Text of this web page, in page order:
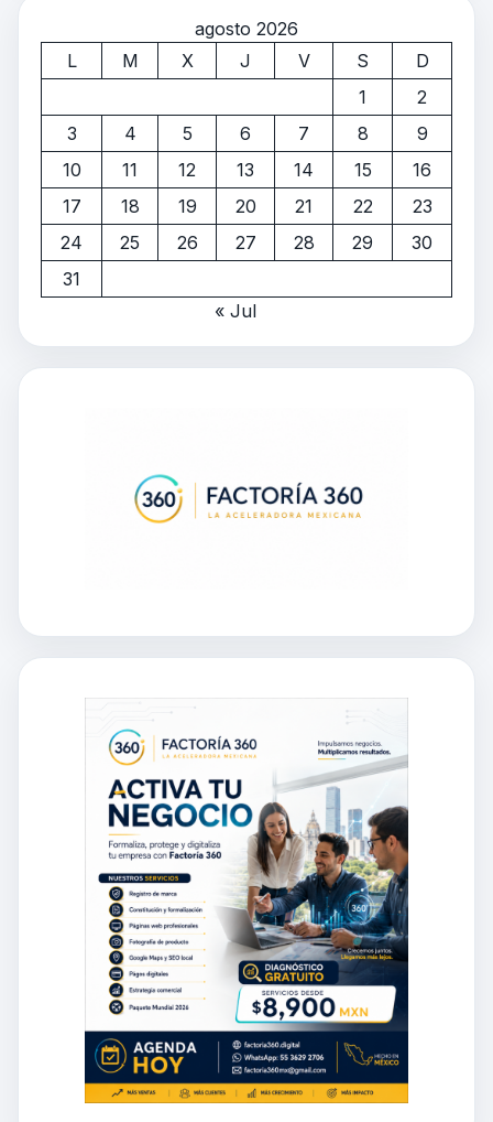
agosto 2026
L
M X J V S
D
1
2
3
4 5 6 7 8
9
10
11 12 13 14 15
16
17
18 19 20 21 22
23
24
25 26 27 28 29
30
31
« Jul